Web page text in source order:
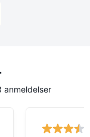
anmeldelser